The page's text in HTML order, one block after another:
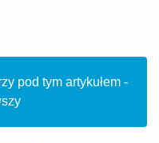
pod tym artykułem -